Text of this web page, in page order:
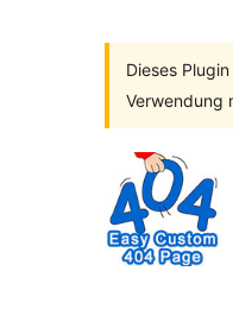
Dieses
Verwendung